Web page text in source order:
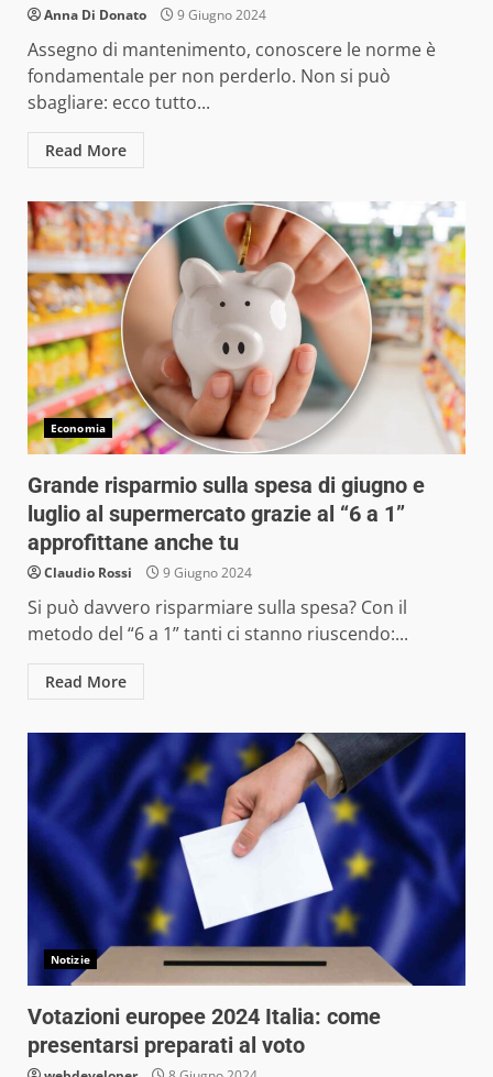
Anna Di Donato 9 Giugno 2024
Assegno di mantenimento, conoscere le norme è
fondamentale per non perderlo. Non si può
sbagliare: ecco tutto...
Read More
Economia
Grande risparmio sulla spesa di giugno e
luglio al supermercato grazie al “6 a 1”
approfittane anche tu
Claudio Rossi 9 Giugno 2024
Si può davvero risparmiare sulla spesa? Con il
metodo del “6 a 1” tanti ci stanno riuscendo:...
Read More
Notizie
Votazioni europee 2024 Italia: come
presentarsi preparati al voto